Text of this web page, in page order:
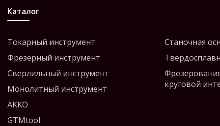
Каталог
Токарный инструмент
Фрезерный инструмент
Сверлильный инструмент
Монолитный инструмент
AKKO
GTMtool
Станочная
круговой